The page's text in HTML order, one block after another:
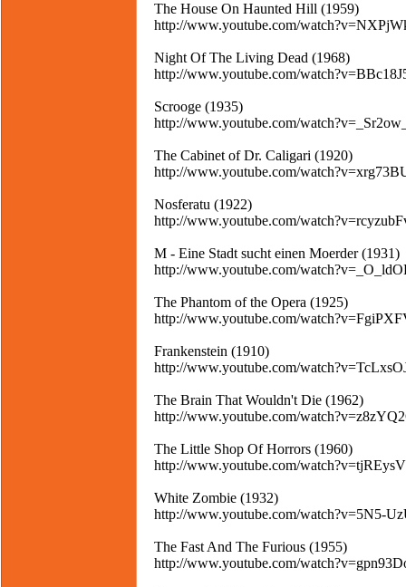
The House On Haunted Hill (1959)
http://www.youtube.com/
Night Of The Living Dead (1968)
http://www.youtube.com/
Scrooge (1935)
http://www.youtube.com/
The Cabinet of Dr. Caligari (1920)
http://www.youtube.com/
Nosferatu (1922)
http://www.youtube.com/
M - Eine Stadt sucht einen Moerder (1931)
http://www.youtube.com/
The Phantom of the Opera (1925)
http://www.youtube.com/
Frankenstein (1910)
http://www.youtube.com/
The Brain That Wouldn't Die (1962)
http://www.youtube.com/
The Little Shop Of Horrors (1960)
http://www.youtube.com/
White Zombie (1932)
http://www.youtube.com/watch?v=5N5-
The Fast And The Furious (1955)
http://www.youtube.com/